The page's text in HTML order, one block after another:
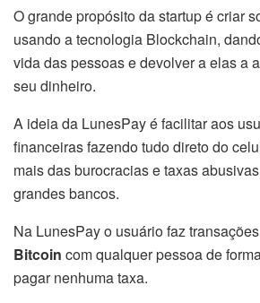
O grande propósito da startup é criar
usando a tecnologia Blockchain,
vida das pessoas e devolver a elas a
seu dinheiro.
A ideia da LunesPay é facilitar aos
financeiras fazendo tudo direto do
mais das burocracias e taxas
grandes bancos.
Na LunesPay o usuário faz
Bitcoin com qualquer pessoa de
pagar nenhuma taxa.